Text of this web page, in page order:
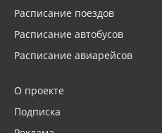
Расписание поездов
Расписание автобусов
Расписание авиарейсов
О проекте
Подписка